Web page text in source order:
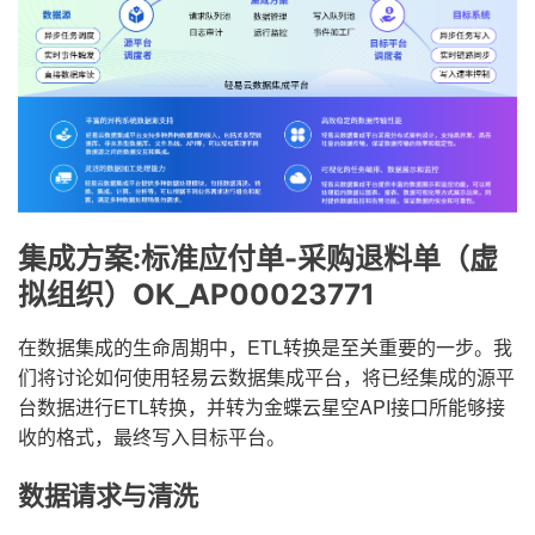
集成方案:标准应付单-采购退料单（虚
拟组织）OK_AP00023771
在数据集成的生命周期中，ETL转换是至关重要的一步。我
们将讨论如何使用轻易云数据集成平台，将已经集成的源平
台数据进行ETL转换，并转为金蝶云星空API接口所能够接
收的格式，最终写入目标平台。
数据请求与清洗